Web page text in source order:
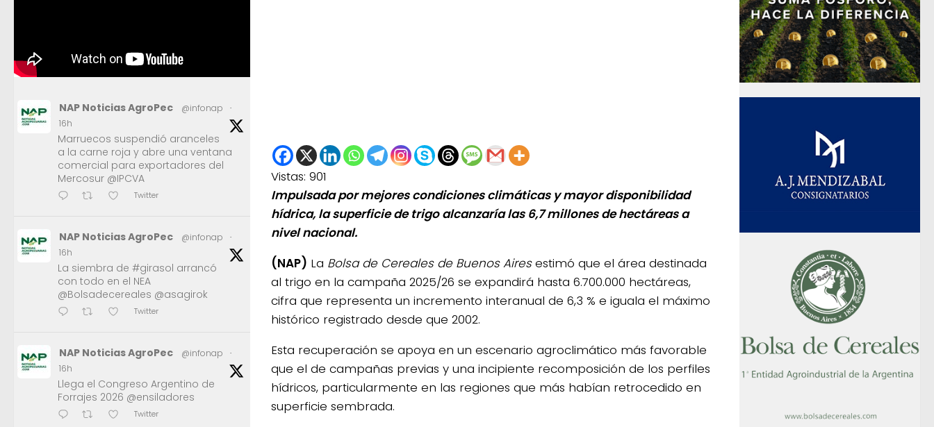
Vistas: 901
Impulsada por mejores condiciones climáticas y mayor disponibilidad
hídrica, la superficie de trigo alcanzaría las 6,7 millones de hectáreas a
nivel nacional.
(NAP) La Bolsa de Cereales de Buenos Airesestimó que el área destinada
al trigo en la campaña 2025/26 se expandirá hasta 6.700.000 hectáreas,
cifra que representa un incremento interanual de 6,3 % e iguala el máximo
histórico registrado desde que 2002.
Esta recuperación se apoya en un escenario agroclimático más favorable
que el de campañas previas y una incipiente recomposición de los perfiles
hídricos, particularmente en las regiones que más habían retrocedido en
superficie sembrada.
NAP Noticias AgroPec @infonap
·
16h
Marruecos suspendió aranceles
a la carne roja y abre una ventana
comercial para exportadores del
Mercosur @IPCVA
Twitter
NAP Noticias AgroPec @infonap
·
16h
La siembra de #girasol arrancó
con todo en el NEA
@Bolsadecereales @asagirok
Twitter
NAP Noticias AgroPec @infonap
·
16h
Llega el Congreso Argentino de
Forrajes 2026 @ensiladores
Twitter